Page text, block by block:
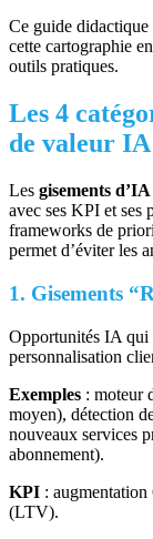
Ce guide
cette cartographie
outils pratiques.
Les 4
de valeur IA
Les gisements d’IA
avec ses KPI et ses
frameworks de
permet d’éviter les
1. Gisements
Opportunités IA qui
personnalisation
Exemples : moteur
moyen), détection
nouveaux services
abonnement).
KPI :
(LTV).